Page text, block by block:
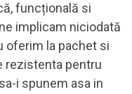
funcțională si
implicam niciodată
oferim la pachet si
rezistenta pentru
i spunem asa in